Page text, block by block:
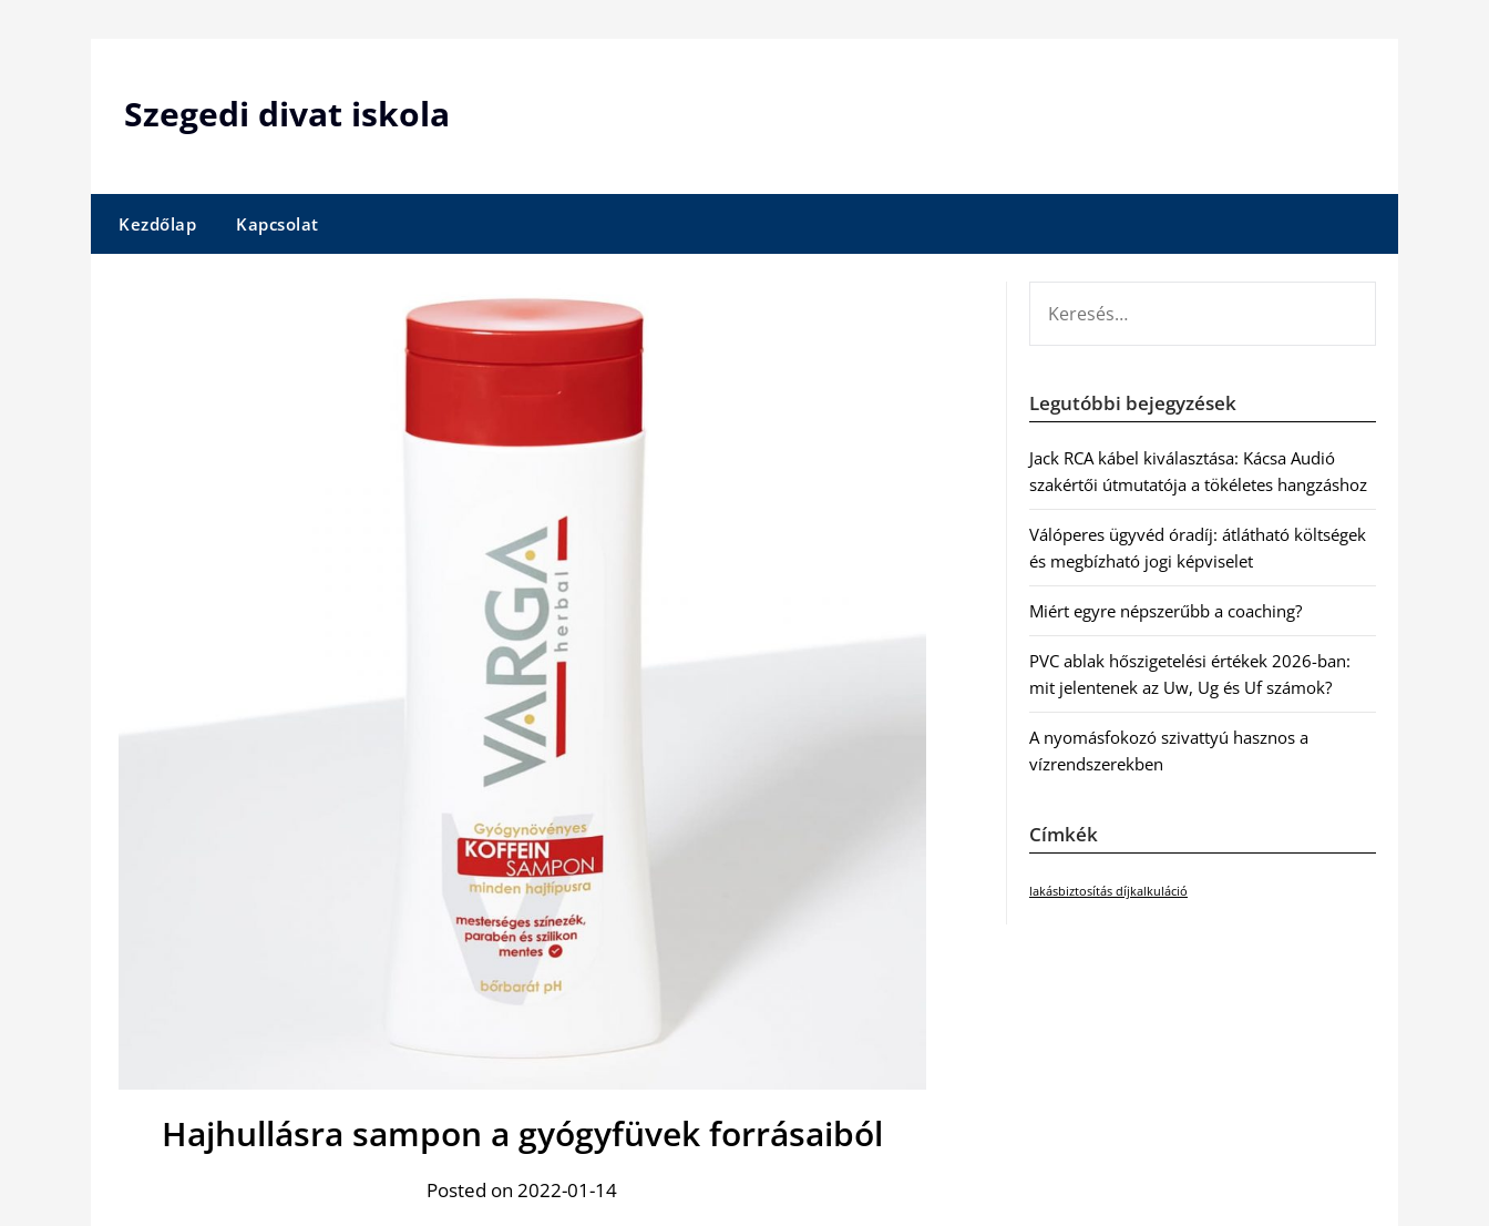
Szegedi divat iskola
Kezdőlap Kapcsolat
Hajhullásra sampon a gyógyfüvek forrásaiból
Posted on 2022-01-14
Legutóbbi bejegyzések
Jack RCA kábel kiválasztása: Kácsa Audió
szakértői útmutatója a tökéletes hangzáshoz
Válóperes ügyvéd óradíj: átlátható költségek
és megbízható jogi képviselet
Miért egyre népszerűbb a coaching?
PVC ablak hőszigetelési értékek 2026-ban:
mit jelentenek az Uw, Ug és Uf számok?
A nyomásfokozó szivattyú hasznos a
vízrendszerekben
Címkék
lakásbiztosítás díjkalkuláció